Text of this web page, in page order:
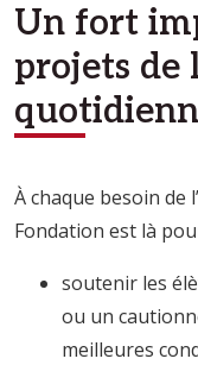
Un fort
projets de
À chaque besoin de
Fondation est là
soutenir les
ou un
meilleures